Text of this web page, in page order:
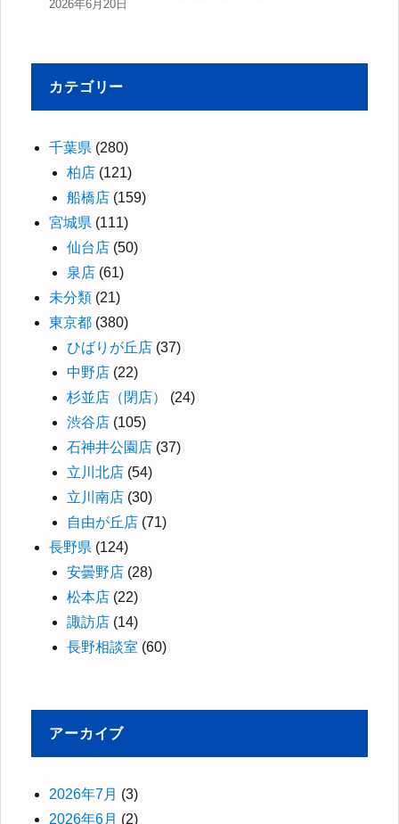
2026年6月20日
カテゴリー
千葉県 (280)
柏店 (121)
船橋店 (159)
宮城県 (111)
仙台店 (50)
泉店 (61)
未分類 (21)
東京都 (380)
ひばりが丘店 (37)
中野店 (22)
杉並店（閉店）
(24)
渋谷店 (105)
石神井公園店 (37)
立川北店 (54)
立川南店 (30)
自由が丘店 (71)
長野県 (124)
安曇野店 (28)
松本店 (22)
諏訪店 (14)
長野相談室 (60)
アーカイブ
2026年7月 (3)
2026年6月 (2)